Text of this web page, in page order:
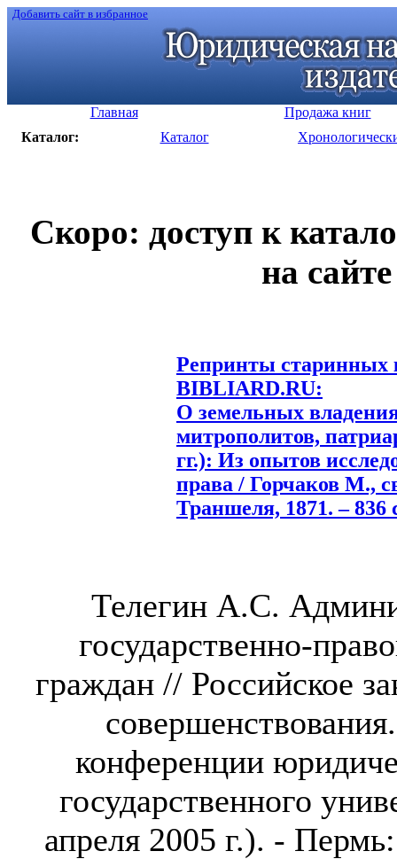
Добавить сайт в избранное
Главная
Продажа книг
Каталог:
Каталог
Скоро: доступ к
на
Репринты старинных
BIBLIARD.RU:
О земельных
митрополитов,
гг.): Из опытов
права / Горчаков М.,
Траншеля, 1871. – 836
Телегин А.С.
государственно-
граждан // Российское
конференции
государственного
апреля 2005 г.). -